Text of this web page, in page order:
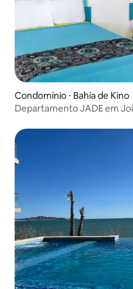
Condomínio ⋅ Bahía de Kino
Departamento JADE em